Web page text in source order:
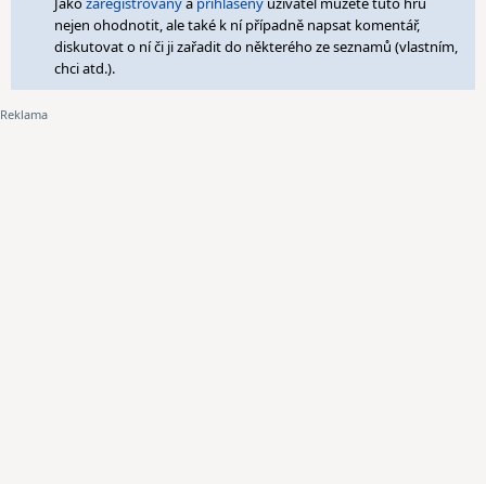
nejen ohodnotit, ale také k ní případně napsat komentář,
diskutovat o ní či ji zařadit do některého ze seznamů (vlastním,
chci atd.).